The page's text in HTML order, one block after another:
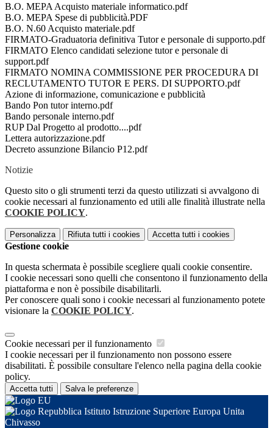
B.O. MEPA Acquisto materiale informatico.pdf
B.O. MEPA Spese di pubblicità.PDF
B.O. N.60 Acquisto materiale.pdf
FIRMATO-Graduatoria definitiva Tutor e personale di supporto.pdf
FIRMATO Elenco candidati selezione tutor e personale di
support.pdf
FIRMATO NOMINA COMMISSIONE PER PROCEDURA DI
RECLUTAMENTO TUTOR E PERS. DI SUPPORTO.pdf
Azione di informazione, comunicazione e pubblicità
Bando Pon tutor interno.pdf
Bando personale interno.pdf
RUP Dal Progetto al prodotto....pdf
Lettera autorizzazione.pdf
Decreto assunzione Bilancio P12.pdf
Notizie
Questo sito o gli strumenti terzi da questo utilizzati si avvalgono di
cookie necessari al funzionamento ed utili alle finalità illustrate nella
COOKIE POLICY.
Personalizza Rifiuta tutti i cookies Accetta tutti i cookies
Gestione cookie
In questa schermata è possibile scegliere quali cookie consentire.
I cookie necessari sono quelli che consentono il funzionamento della
piattaforma e non è possibile disabilitarli.
Per conoscere quali sono i cookie necessari al funzionamento potete
visionare la COOKIE POLICY.
Cookie necessari per il funzionamento
I cookie necessari per il funzionamento non possono essere
disabilitati. È possibile consultare l'elenco nella pagina della cookie
policy.
Accetta tutti Salva le preferenze
Istituto Istruzione Superiore Europa Unita
Chivasso